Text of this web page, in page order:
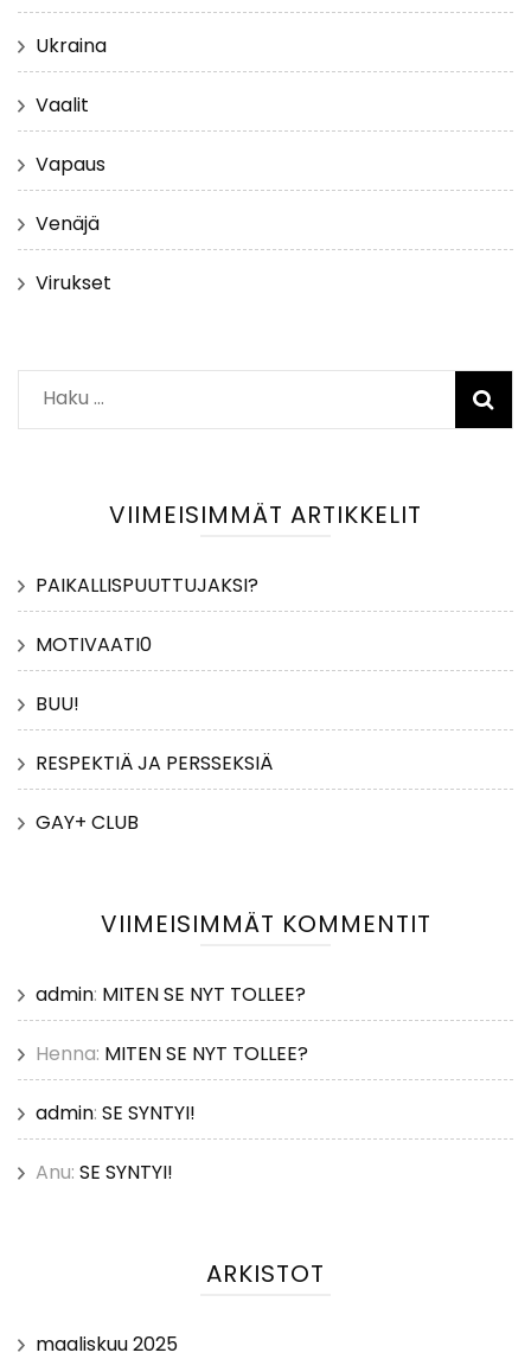
Ukraina
Vaalit
Vapaus
Venäjä
Virukset
Haku:
VIIMEISIMMÄT ARTIKKELIT
PAIKALLISPUUTTUJAKSI?
MOTIVAATI0
BUU!
RESPEKTIÄ JA PERSSEKSIÄ
GAY+ CLUB
VIIMEISIMMÄT KOMMENTIT
admin: MITEN SE NYT TOLLEE?
Henna: MITEN SE NYT TOLLEE?
admin: SE SYNTYI!
Anu: SE SYNTYI!
ARKISTOT
maaliskuu 2025